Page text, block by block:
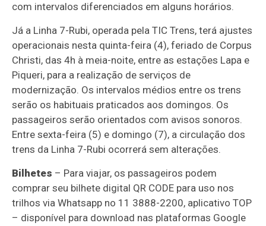
com intervalos diferenciados em alguns horários.
Já a Linha 7-Rubi, operada pela TIC Trens, terá ajustes
operacionais nesta quinta-feira (4), feriado de Corpus
Christi, das 4h à meia-noite, entre as estações Lapa e
Piqueri, para a realização de serviços de
modernização. Os intervalos médios entre os trens
serão os habituais praticados aos domingos. Os
passageiros serão orientados com avisos sonoros.
Entre sexta-feira (5) e domingo (7), a circulação dos
trens da Linha 7-Rubi ocorrerá sem alterações.
Bilhetes – Para viajar, os passageiros podem
comprar seu bilhete digital QR CODE para uso nos
trilhos via Whatsapp no 11 3888-2200, aplicativo TOP
– disponível para download nas plataformas Google